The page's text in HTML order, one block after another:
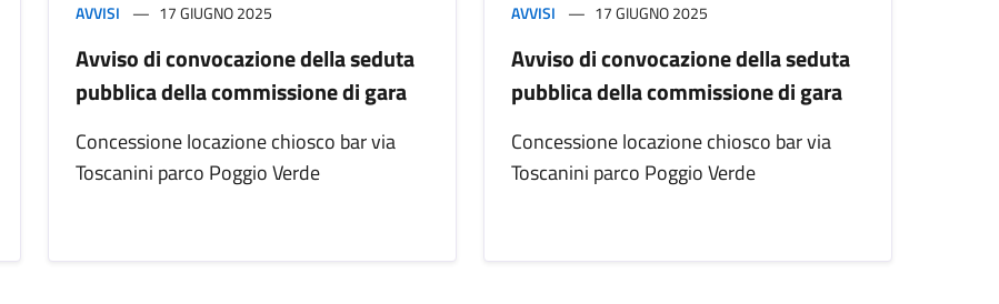
AVVISI 17 GIUGNO 2025
Avviso di convocazione della seduta
pubblica della commissione di gara
Concessione locazione chiosco bar via
Toscanini parco Poggio Verde
AVVISI 17 GIUGNO 2025
Avviso di convocazione della seduta
pubblica della commissione di gara
Concessione locazione chiosco bar via
Toscanini parco Poggio Verde